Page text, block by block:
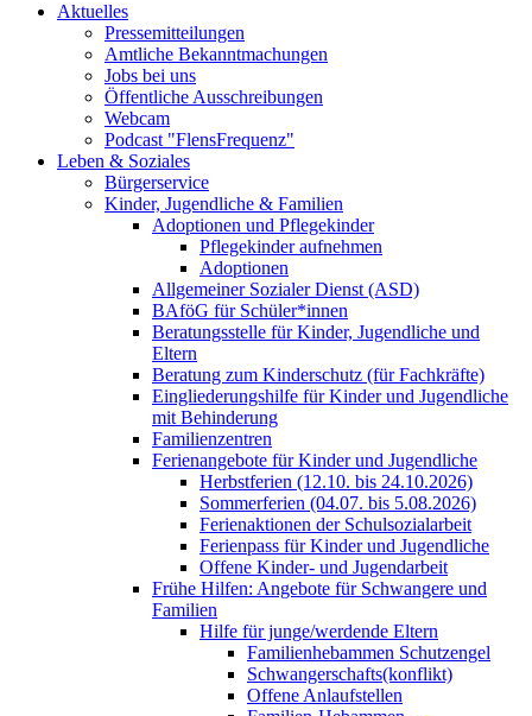
Aktuelles
Pressemitteilungen
Amtliche Bekanntmachungen
Jobs bei uns
Öffentliche Ausschreibungen
Webcam
Podcast "FlensFrequenz"
Leben & Soziales
Bürgerservice
Kinder, Jugendliche & Familien
Adoptionen und Pflegekinder
Pflegekinder aufnehmen
Adoptionen
Allgemeiner Sozialer Dienst (ASD)
BAföG für Schüler*innen
Beratungsstelle für Kinder, Jugendliche und
Eltern
Beratung zum Kinderschutz (für Fachkräfte)
Eingliederungshilfe für Kinder und Jugendliche
mit Behinderung
Familienzentren
Ferienangebote für Kinder und Jugendliche
Herbstferien (12.10. bis 24.10.2026)
Sommerferien (04.07. bis 5.08.2026)
Ferienaktionen der Schulsozialarbeit
Ferienpass für Kinder und Jugendliche
Offene Kinder- und Jugendarbeit
Frühe Hilfen: Angebote für Schwangere und
Familien
Hilfe für junge/werdende Eltern
Familienhebammen Schutzengel
Schwangerschafts(konflikt)
Offene Anlaufstellen